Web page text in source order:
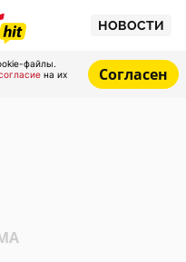
НОВОСТИ
файлы.
на их
Согласен